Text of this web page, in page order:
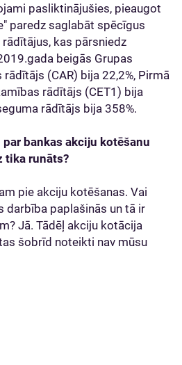
pasliktinājušies, pieaugot
paredz saglabāt spēcīgus
kas pārsniedz
beigās Grupas
(CAR) bija 22,2%, Pirmā
rādītājs (CET1) bija
rādītājs bija 358%.
bankas akciju kotēšanu
tika runāts?
pie akciju kotēšanas. Vai
darbība paplašinās un tā ir
Jā. Tādēļ akciju kotācija
šobrīd noteikti nav mūsu